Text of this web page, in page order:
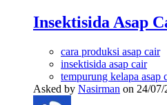
Insektisida Asap
cara produksi asap cair
insektisida asap cair
tempurung kelapa asap
Asked by Nasirman on 24/07/